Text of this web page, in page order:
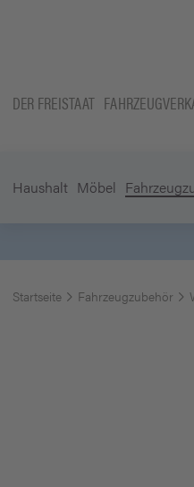
DER FREISTAAT
Haushalt Möbel
Startseite Fahrzeugzubehör